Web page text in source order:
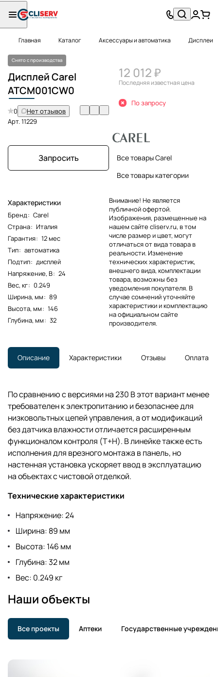
Главная Каталог Аксессуары и автоматика Дисплеи
Снято с производства
Дисплей Carel
ATCM001CW0
0
Нет отзывов
Арт.11229
Запросить
Характеристики
Бренд: Carel
Страна: Италия
Гарантия: 12 мес
Тип: автоматика
Подтип: дисплей
Напряжение, В: 24
Вес, кг: 0.249
Ширина, мм: 89
Высота, мм: 146
Глубина, мм: 32
12 012 ₽
Последняя известная цена
По запросу
Все товары Carel
Все товары категории
Внимание! Не является
публичной офертой.
Изображения, размещенные на
нашем сайте cliserv.ru, в том
числе размер и цвет, могут
отличаться от вида товара в
реальности. Изменение
технических характеристик,
внешнего вида, комплектации
товара, возможны без
уведомления покупателя. В
случае сомнений уточняйте
характеристики и комплектацию
на официальном сайте
производителя.
Описание Характеристики Отзывы Оплата
По сравнению с версиями на 230 В этот вариант менее
требователен к электропитанию и безопаснее для
низковольтных цепей управления, а от модификаций
без датчика влажности отличается расширенным
функционалом контроля (T+H). В линейке также есть
исполнения для врезного монтажа в панель, но
настенная установка ускоряет ввод в эксплуатацию
на объектах с чистовой отделкой.
Технические характеристики
Напряжение: 24
Ширина: 89 мм
Высота: 146 мм
Глубина: 32 мм
Вес: 0.249 кг
Наши объекты
Все проекты Аптеки Государственные